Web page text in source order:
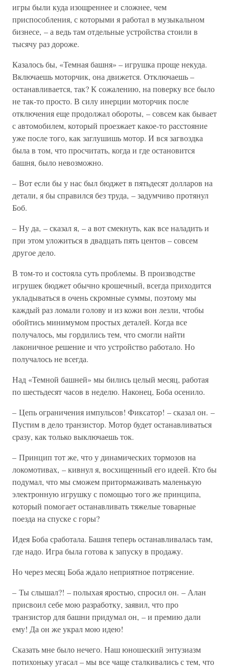
игры были куда изощреннее и сложнее, чем
приспособления, с которыми я работал в музыкальном
бизнесе, – а ведь там отдельные устройства стоили в
тысячу раз дороже.
Казалось бы, «Темная башня» – игрушка проще некуда.
Включаешь моторчик, она движется. Отключаешь –
останавливается, так? К сожалению, на поверку все было
не так-то просто. В силу инерции моторчик после
отключения еще продолжал обороты, – совсем как бывает
с автомобилем, который проезжает какое-то расстояние
уже после того, как заглушишь мотор. И вся загвоздка
была в том, что просчитать, когда и где остановится
башня, было невозможно.
– Вот если бы у нас был бюджет в пятьдесят долларов на
детали, я бы справился без труда, – задумчиво протянул
Боб.
– Ну да, – сказал я, – а вот смекнуть, как все наладить и
при этом уложиться в двадцать пять центов – совсем
другое дело.
В том-то и состояла суть проблемы. В производстве
игрушек бюджет обычно крошечный, всегда приходится
укладываться в очень скромные суммы, поэтому мы
каждый раз ломали голову и из кожи вон лезли, чтобы
обойтись минимумом простых деталей. Когда все
получалось, мы гордились тем, что смогли найти
лаконичное решение и что устройство работало. Но
получалось не всегда.
Над «Темной башней» мы бились целый месяц, работая
по шестьдесят часов в неделю. Наконец, Боба осенило.
– Цепь ограничения импульсов! Фиксатор! – сказал он. –
Пустим в дело транзистор. Мотор будет останавливаться
сразу, как только выключаешь ток.
– Принцип тот же, что у динамических тормозов на
локомотивах, – кивнул я, восхищенный его идеей. Кто бы
подумал, что мы сможем притормаживать маленькую
электронную игрушку с помощью того же принципа,
который помогает останавливать тяжелые товарные
поезда на спуске с горы?
Идея Боба сработала. Башня теперь останавливалась там,
где надо. Игра была готова к запуску в продажу.
Но через месяц Боба ждало неприятное потрясение.
– Ты слышал?! – полыхая яростью, спросил он. – Алан
присвоил себе мою разработку, заявил, что про
транзистор для башни придумал он, – и премию дали
ему! Да он же украл мою идею!
Сказать мне было нечего. Наш юношеский энтузиазм
потихоньку угасал – мы все чаще сталкивались с тем, что